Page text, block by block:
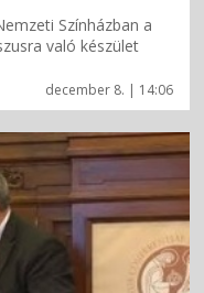
december 8. | 14:06
Színházban a
való készület